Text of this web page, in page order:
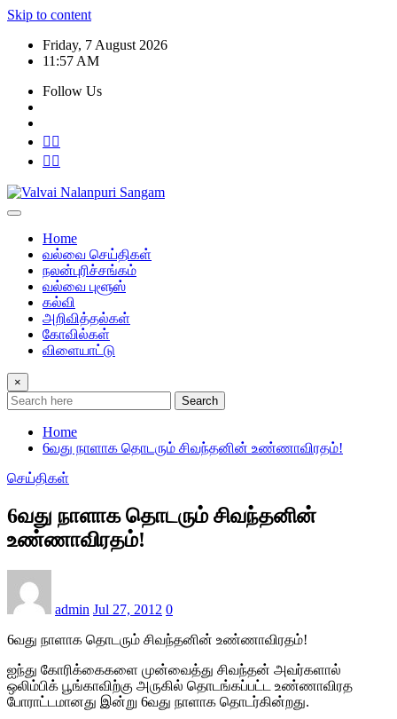
Skip to content
Friday, 7 August 2026
11:57 AM
Follow Us
Home
வல்வை செய்திகள்
நலன்புரிச்சங்கம்
வல்வை புளூஸ்
கல்வி
அறிவித்தல்கள்
கோவில்கள்
விளையாட்டு
×
Search
Home
6வது நாளாக தொடரும் சிவந்தனின் உண்ணாவிரதம்!
செய்திகள்
6வது நாளாக தொடரும் சிவந்தனின்
உண்ணாவிரதம்!
admin Jul 27, 2012 0
6வது நாளாக தொடரும் சிவந்தனின் உண்ணாவிரதம்!
ஐந்து கோரிக்கைகளை முன்வைத்து சிவந்தன் அவர்களால்
ஒலிம்பிக் பூங்காவிற்கு அருகில் தொடங்கப்பட்ட உண்ணாவிரத
போராட்டமானது இன்று 6வது நாளாக தொடர்கின்றது.